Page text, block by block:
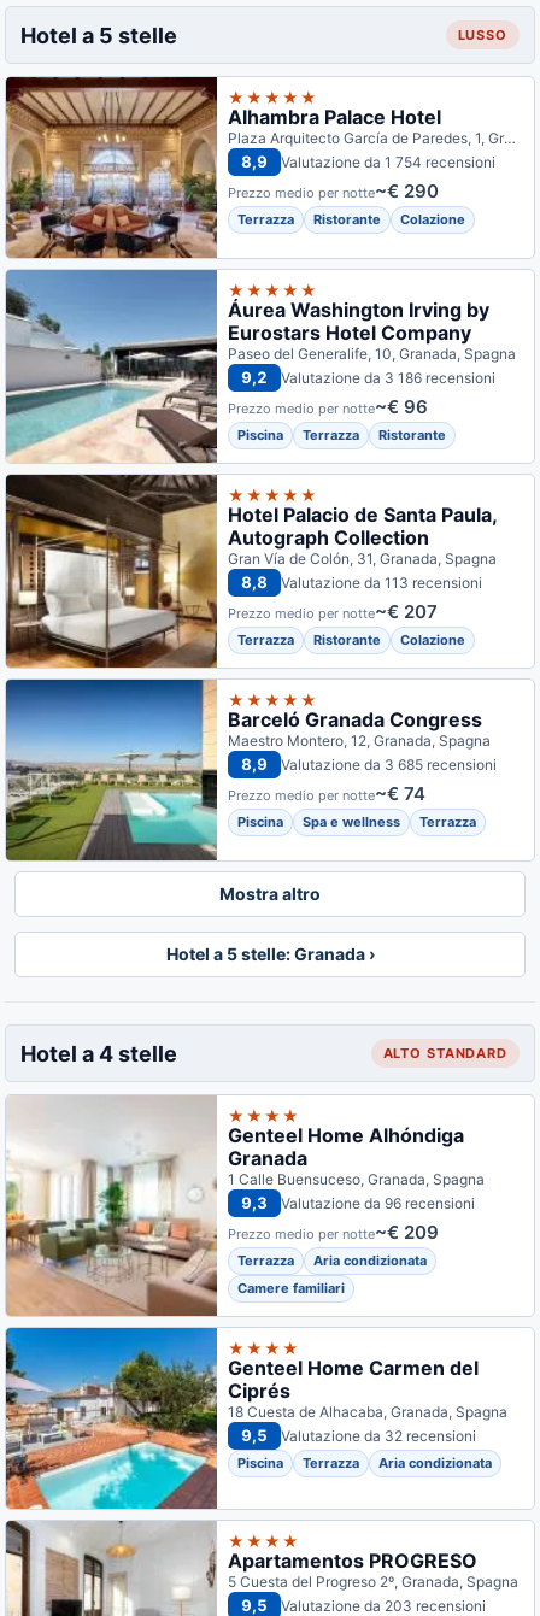
Hotel a 5 stelle LUSSO
★★★★★
Alhambra Palace Hotel
Plaza Arquitecto García de Paredes, 1, Granada, Spagna
8,9 Valutazione da 1 754 recensioni
Prezzo medio per notte~€ 290
Terrazza Ristorante Colazione
★★★★★
Áurea Washington Irving by
Eurostars Hotel Company
Paseo del Generalife, 10, Granada, Spagna
9,2 Valutazione da 3 186 recensioni
Prezzo medio per notte~€ 96
Piscina Terrazza Ristorante
★★★★★
Hotel Palacio de Santa Paula,
Autograph Collection
Gran Vía de Colón, 31, Granada, Spagna
8,8 Valutazione da 113 recensioni
Prezzo medio per notte~€ 207
Terrazza Ristorante Colazione
★★★★★
Barceló Granada Congress
Maestro Montero, 12, Granada, Spagna
8,9 Valutazione da 3 685 recensioni
Prezzo medio per notte~€ 74
Piscina Spa e wellness Terrazza
Mostra altro
Hotel a 5 stelle: Granada ›
Hotel a 4 stelle ALTO STANDARD
★★★★
Genteel Home Alhóndiga
Granada
1 Calle Buensuceso, Granada, Spagna
9,3 Valutazione da 96 recensioni
Prezzo medio per notte~€ 209
Terrazza
Aria condizionata
Camere familiari
★★★★
Genteel Home Carmen del
Ciprés
18 Cuesta de Alhacaba, Granada, Spagna
9,5 Valutazione da 32 recensioni
Piscina Terrazza Aria condizionata
★★★★
Apartamentos PROGRESO
5 Cuesta del Progreso 2º, Granada, Spagna
9,5 Valutazione da 203 recensioni